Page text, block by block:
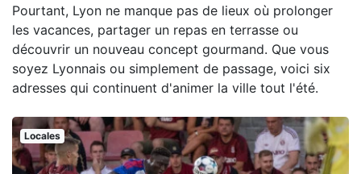
Pourtant, Lyon ne manque pas de lieux où prolonger
les vacances, partager un repas en terrasse ou
découvrir un nouveau concept gourmand. Que vous
soyez Lyonnais ou simplement de passage, voici six
adresses qui continuent d'animer la ville tout l'été.
Locales